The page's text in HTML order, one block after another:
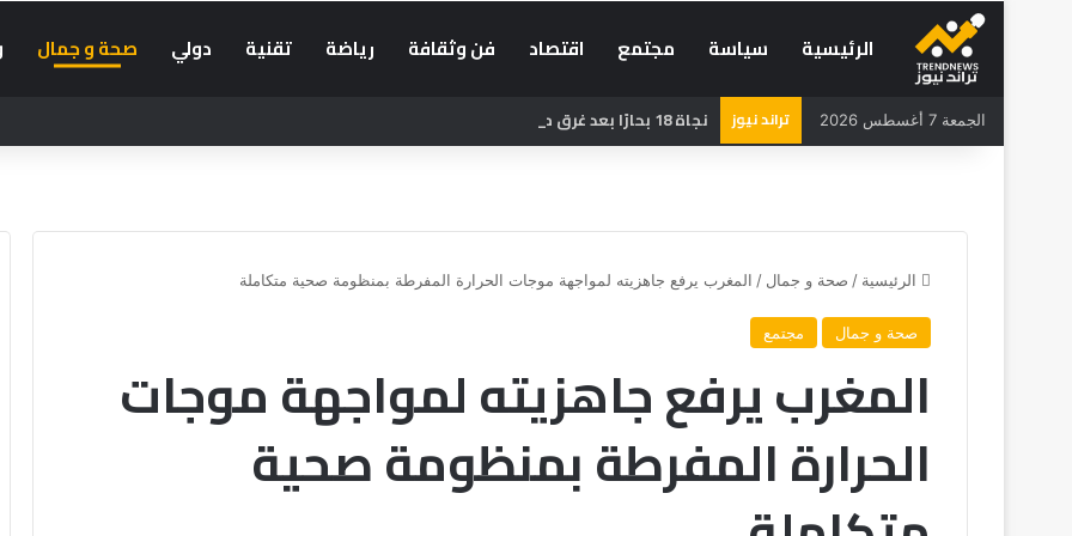
الرئيسية سياسة مجتمع اقتصاد فن وثقافة رياضة تقنية دولي صحة و جمال
الجمعة 7 أغسطس 2026 تراند نيوز نجاة 18 بحارًا بعد غرق مركب صيد للسردين قبالة سواحل الداخلة
الرئيسية / صحة و جمال / المغرب يرفع جاهزيته لمواجهة موجات الحرارة المفرطة بمنظومة صحية متكاملة
صحة و جمال مجتمع
المغرب يرفع جاهزيته لمواجهة موجات
الحرارة المفرطة بمنظومة صحية